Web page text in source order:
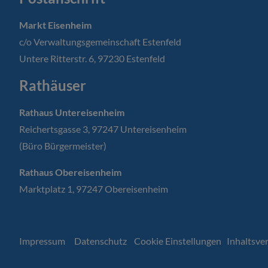
Markt Eisenheim
c/o Verwaltungsgemeinschaft Estenfeld
Untere Ritterstr. 6, 97230 Estenfeld
Rathäuser
Rathaus Untereisenheim
Reichertsgasse 3, 97247 Untereisenheim
(Büro Bürgermeister)
Rathaus Obereisenheim
Marktplatz 1, 97247 Obereisenheim
Impressum Datenschutz Cookie Einstellungen